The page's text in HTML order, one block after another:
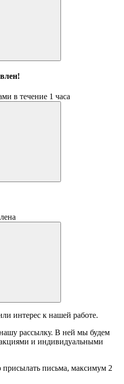
в течение 1 часа
интерес к нашей работе.
рассылку. В ней мы будем
и индивидуальными
присылать письма, максимум 2